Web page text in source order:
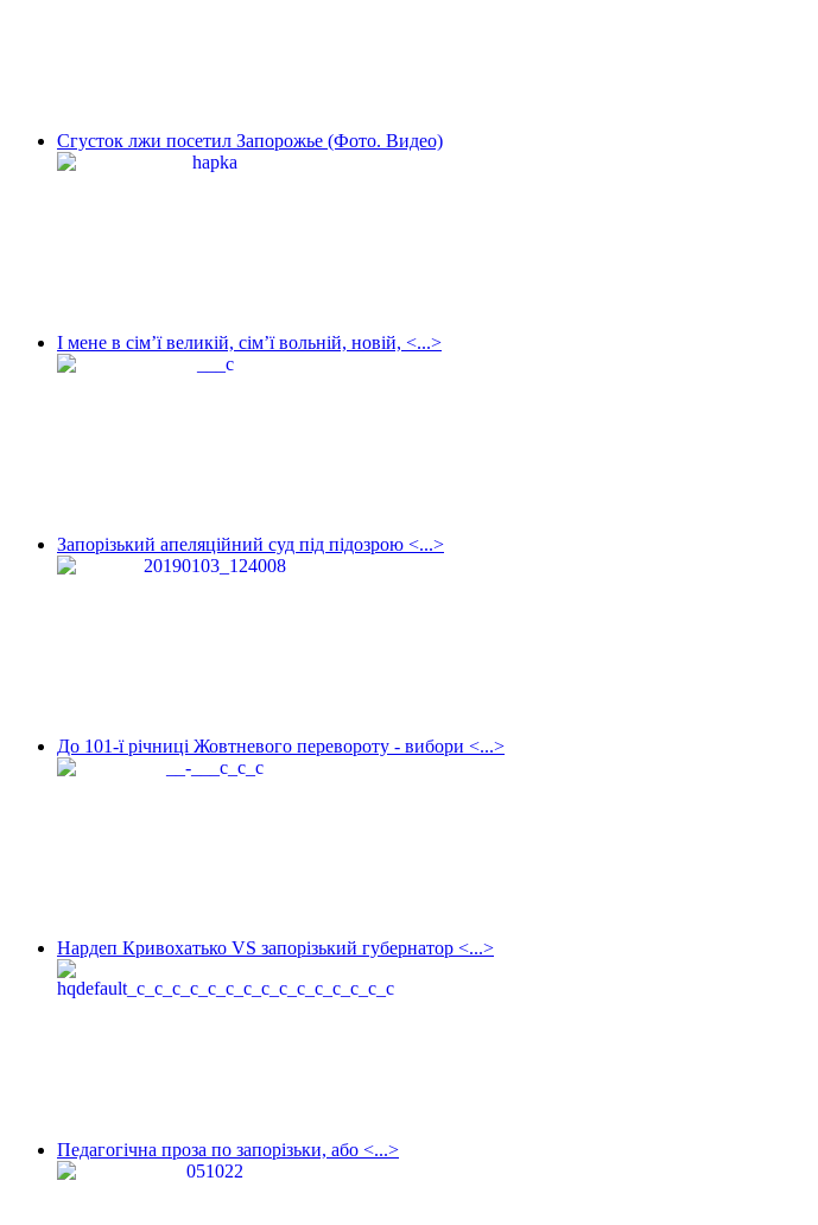
Сгусток лжи посетил Запорожье (Фото. Видео)
І мене в сім’ї великій, сім’ї вольній, новій, <...>
Запорізький апеляційний суд під підозрою <...>
До 101-ї річниці Жовтневого перевороту - вибори <...>
Нардеп Кривохатько VS запорізький губернатор <...>
Педагогічна проза по запорізьки, або <...>